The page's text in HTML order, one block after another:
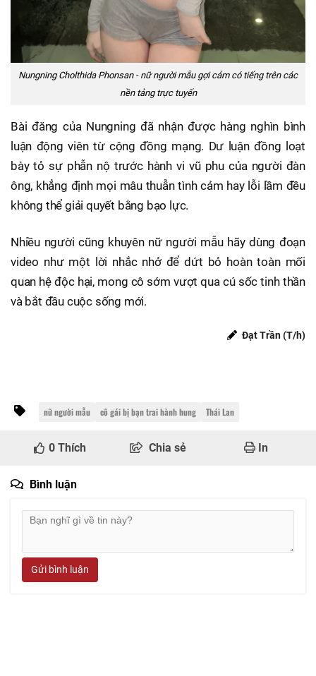
Nungning Cholthida Phonsan - nữ người mẫu gợi cảm có tiếng trên các
nền tảng trực tuyến
Bài đăng của Nungning đã nhận được hàng nghìn bình
luận động viên từ cộng đồng mạng. Dư luận đồng loạt
bày tỏ sự phẫn nộ trước hành vi vũ phu của người đàn
ông, khẳng định mọi mâu thuẫn tình cảm hay lỗi lầm đều
không thể giải quyết bằng bạo lực.
Nhiều người cũng khuyên nữ người mẫu hãy dùng đoạn
video như một lời nhắc nhở để dứt bỏ hoàn toàn mối
quan hệ độc hại, mong cô sớm vượt qua cú sốc tinh thần
và bắt đầu cuộc sống mới.
Đạt Trần (T/h)
nữ người mẫu cô gái bị bạn trai hành hung Thái Lan
0 Thích Chia sẻ In
Bình luận
Gửi bình luận